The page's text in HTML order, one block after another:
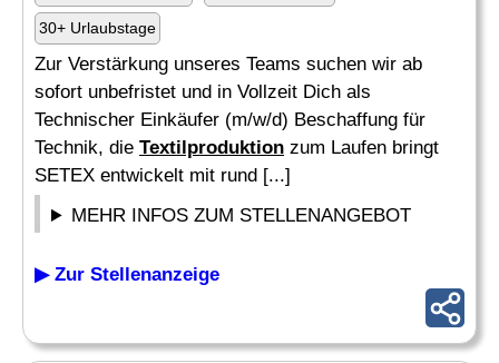
30+ Urlaubstage
Zur Verstärkung unseres Teams suchen wir ab
sofort unbefristet und in Vollzeit Dich als
Technischer Einkäufer (m/w/d) Beschaffung für
Technik, die Textilproduktion zum Laufen bringt
SETEX entwickelt mit rund [...]
MEHR INFOS ZUM STELLENANGEBOT
▶ Zur Stellenanzeige